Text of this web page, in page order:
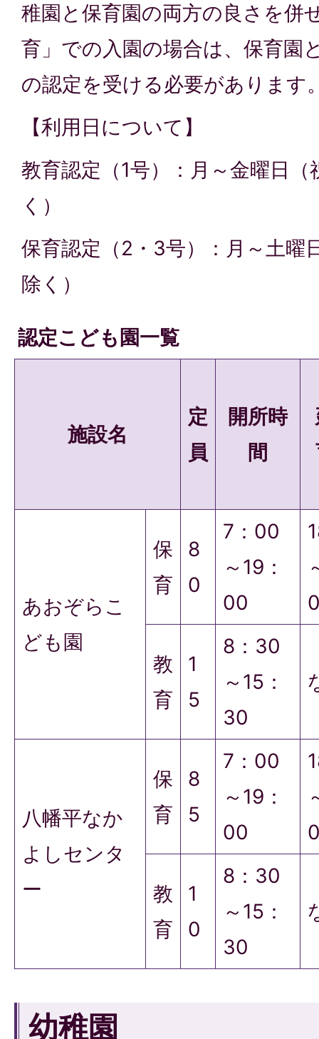
稚園と保育園の両方の良さを併
育」での入園の場合は、保育園
の認定を受ける必要があります
【利用日について】
教育認定（1号）：月～金曜日
く）
保育認定（2・3号）：月～土曜
除く）
認定こども園一覧
施設名
定
員
開所時
間
あおぞらこ
ども園
保
育
8
0
7：00
～19：
00
教
育
1
5
8：30
～15：
30
八幡平なか
よしセンタ
ー
保
育
8
5
7：00
～19：
00
教
育
1
0
8：30
～15：
30
幼稚園